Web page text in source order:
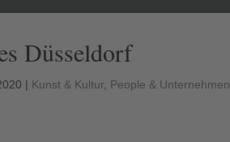
Düsseldorf
| Kunst & Kultur People & Unternehmen